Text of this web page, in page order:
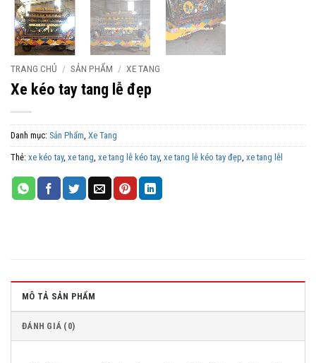
TRANG CHỦ / SẢN PHẨM / XE TANG
Xe kéo tay tang lễ đẹp
Danh mục: Sản Phẩm Xe Tang
Thẻ: xe kéo tay, xe tang xe tang lễ kéo tay, xe tang lễ kéo tay đẹp xe tang lễl
MÔ TẢ SẢN PHẨM
ĐÁNH GIÁ (0)